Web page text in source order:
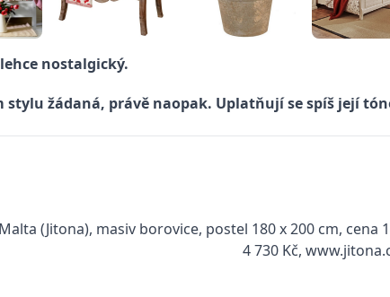
nostalgický.
žádaná, právě naopak. Uplatňují se spíš její
(Jitona), masiv borovice, postel 180 x 200 cm, cena
4 730 Kč,